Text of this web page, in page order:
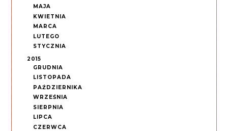
MAJA
KWIETNIA
MARCA
LUTEGO
STYCZNIA
2015
GRUDNIA
LISTOPADA
PAŹDZIERNIKA
WRZEŚNIA
SIERPNIA
LIPCA
CZERWCA